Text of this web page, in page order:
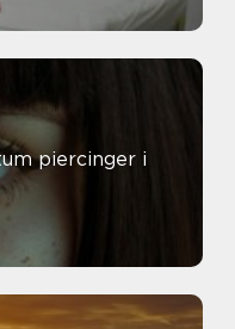
piercinger i